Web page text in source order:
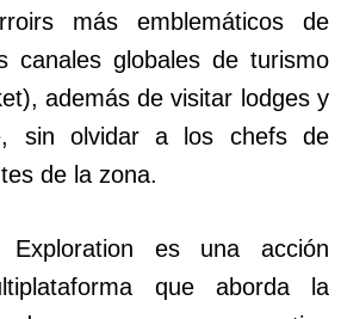
más emblemáticos de
canales globales de turismo
además de visitar lodges y
sin olvidar a los chefs de
de la zona.
Exploration es una acción
que aborda la